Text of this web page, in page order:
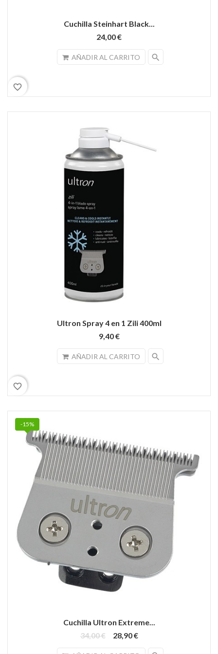
Cuchilla Steinhart Black...
24,00 €
AÑADIR AL CARRITO search
favorite_border
Ultron Spray 4 en 1 Zili 400ml
9,40 €
AÑADIR AL CARRITO search
favorite_border
Cuchilla Ultron Extreme...
34,00 €
28,90 €
-15%